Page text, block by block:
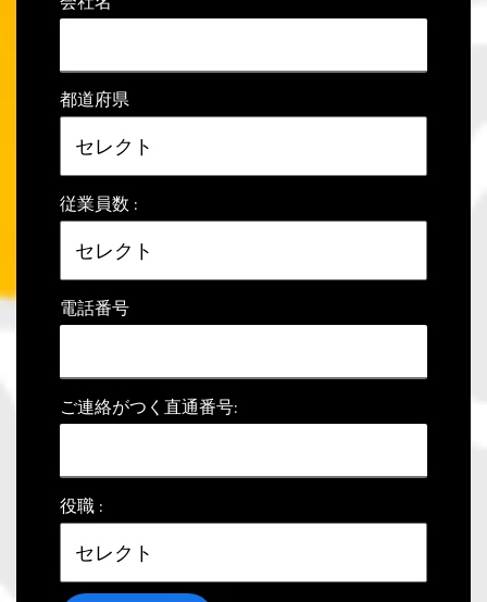
都道府県
従業員数 :
電話番号
ご連絡がつく直通番号:
役職 :